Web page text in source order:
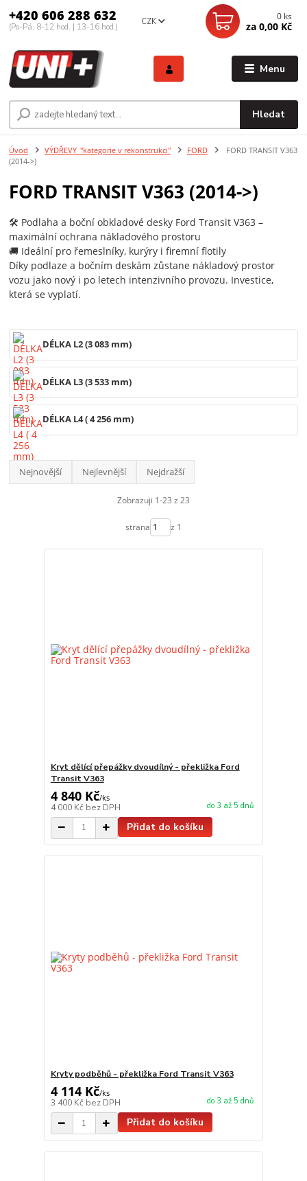
Menu
CZK
Hledat
+420 606 288 632
(Po-Pá, 8-12 hod. | 13-16 hod.)
0 ks
za 0,00 Kč
Úvod VÝDŘEVY_"kategorie v rekonstrukci" FORD
FORD TRANSIT V363
(2014->)
FORD TRANSIT V363 (2014->)
🛠️ Podlaha a boční obkladové desky Ford Transit V363 –
maximální ochrana nákladového prostoru
🚚 Ideální pro řemeslníky, kurýry i firemní flotily
Díky podlaze a bočním deskám zůstane nákladový prostor
vozu jako nový i po letech intenzivního provozu. Investice,
která se vyplatí.
DÉLKA L2 (3 083 mm)
DÉLKA L3 (3 533 mm)
DÉLKA L4 ( 4 256 mm)
Nejnovější Nejlevnější Nejdražší
Zobrazuji 1-23 z 23
strana z 1
Kryt dělící přepážky dvoudílný - překližka Ford
Transit V363
4 840 Kč/ks
4 000 Kč bez DPH do 3 až 5 dnů
Přidat do košíku
Kryty podběhů - překližka Ford Transit V363
4 114 Kč/ks
3 400 Kč bez DPH do 3 až 5 dnů
Přidat do košíku